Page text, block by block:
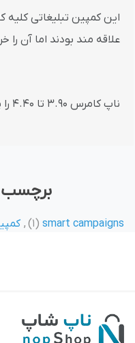
این کمپین تبلیغاتی
علاقه مند بودند اما آن را
ناپ کامرس 3.90 تا 4.40 را پشتیبانی می کند.
smart campaigns
(1)
,